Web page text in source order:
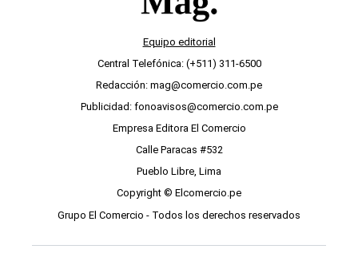
Equipo editorial
Central Telefónica: (+511) 311-6500
Redacción: mag@comercio.com.pe
Publicidad: fonoavisos@comercio.com.pe
Empresa Editora El Comercio
Calle Paracas #532
Pueblo Libre, Lima
Copyright © Elcomercio.pe
Grupo El Comercio - Todos los derechos reservados